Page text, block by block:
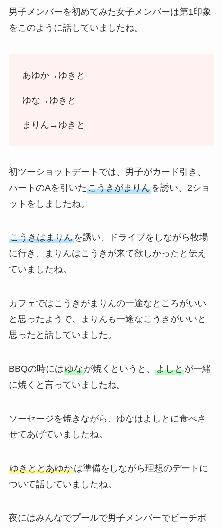
男子メンバーを初めてみた女子メンバーは第1印象
をこのように話していましたね。
あゆか→ゆきと
ゆな→ゆきと
まりん→ゆきと
初ツーショットデートでは、男子がカード引き、
ハートのAを引いたこうきがまりんを誘い、2ショ
ットをしましたね。
こうきはまりんを誘い、ドライブをしながら牧場
に行き、まりんはこうきが来て欲しかったと伝え
ていましたね。
カフェではこうきがまりんの一途なところがいい
と思ったようで、まりんも一途なこうきがいいと
思ったと話していました。
BBQの時にはゆなが焼くというと、 よしとが一緒
に焼くと言っていましたね。
ソーセージを焼きながら、ゆなはよしとに食べさ
せてあげていましたね。
ゆきととあゆかは準備をしながら理想のデートに
ついて話していましたね。
夜にはみんなでプールで男子メンバーでビーチボ